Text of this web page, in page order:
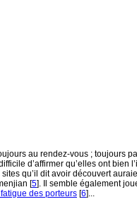
au rendez-vous ; toujours
d’affirmer qu’elles ont bien
qu’il dit avoir découvert
[5] . Il semble également
des porteurs [6]